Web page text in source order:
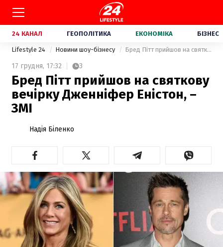
24 КАНАЛ ГЕОПОЛІТИКА ЕКОНОМІКА БІЗНЕС
Lifestyle 24 Новини шоу-бізнесу Бред Пітт прийшов на святкову вечірку Дженніфер Еністон, – ЗМІ
17 грудня, 17:32 3
Бред Пітт прийшов на святкову
вечірку Дженніфер Еністон, –
ЗМІ
Надія Біленко